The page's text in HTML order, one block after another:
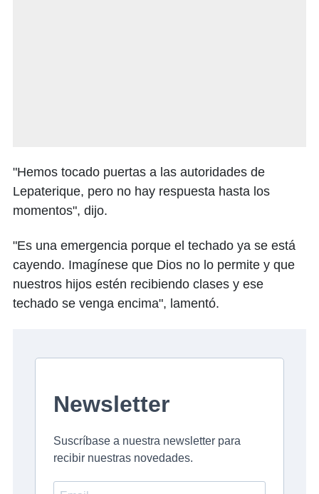
"Hemos tocado puertas a las autoridades de
Lepaterique, pero no hay respuesta hasta los
momentos", dijo.
"Es una emergencia porque el techado ya se está
cayendo. Imagínese que Dios no lo permite y que
nuestros hijos estén recibiendo clases y ese
techado se venga encima", lamentó.